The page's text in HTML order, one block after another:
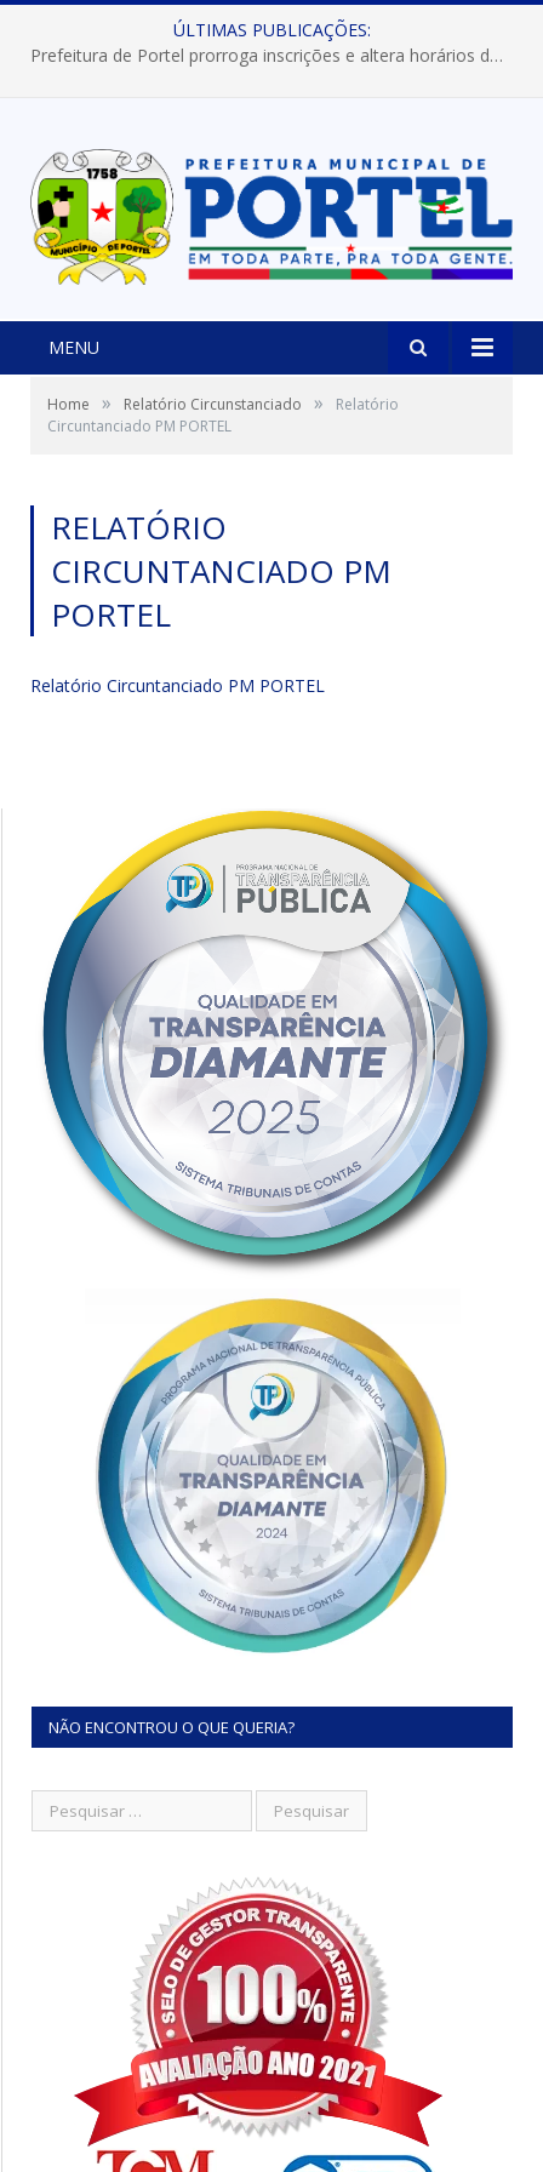
ÚLTIMAS PUBLICAÇÕES:
Prefeitura de Portel prorroga inscrições e altera horários dos concursos “Musa” e “Miss Mix Verão 2026”
MENU
Home » Relatório Circunstanciado »
Relatório
Circuntanciado PM PORTEL
RELATÓRIO
CIRCUNTANCIADO PM
PORTEL
Relatório Circuntanciado PM PORTEL
NÃO ENCONTROU O QUE QUERIA?